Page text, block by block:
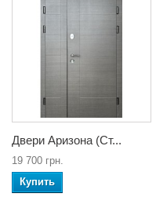
Двери Аризона (Ст...
19 700 грн.
Купить